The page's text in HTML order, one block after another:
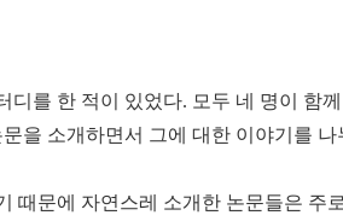
를 한 적이 있었다. 모두 네 명이 함
을 소개하면서 그에 대한 이야기를
문에 자연스레 소개한 논문들은 주